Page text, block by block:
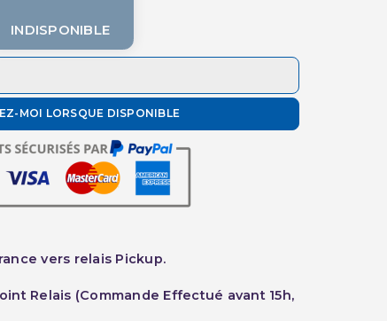
INDISPONIBLE
MOI LORSQUE DISPONIBLE
vers relais Pickup.
Relais (Commande Effectué avant 15h,